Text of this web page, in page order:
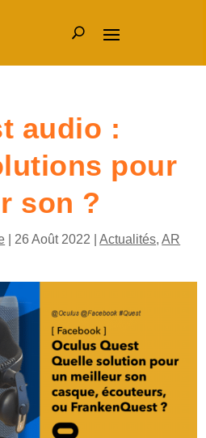
audio :
pour
son ?
26 Août 2022 |Actualités,AR